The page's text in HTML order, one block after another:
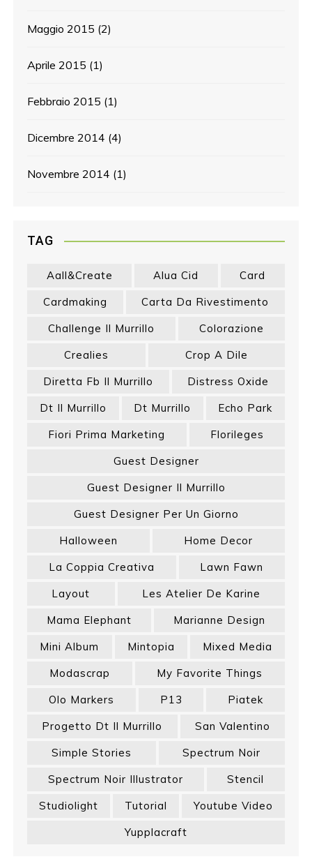
Maggio 2015 (2)
Aprile 2015 (1)
Febbraio 2015 (1)
Dicembre 2014 (4)
Novembre 2014 (1)
TAG
Aall&create Alua Cid
Card
Cardmaking
Carta Da Rivestimento
Challenge Il Murrillo
Colorazione
Crealies
Crop A Dile
Diretta Fb Il Murrillo
Distress Oxide
Dt Il Murrillo
Dt Murrillo
Echo Park
Fiori Prima Marketing
Florileges
Guest Designer
Guest Designer Il Murrillo
Guest Designer Per Un Giorno
Halloween
Home Decor
La Coppia Creativa
Lawn Fawn
Layout
Les Atelier De Karine
Mama Elephant
Marianne Design
Mini Album
Mintopia
Mixed Media
Modascrap
My Favorite Things
Olo Markers
P13
Piatek
Progetto Dt Il Murrillo
San Valentino
Simple Stories
Spectrum Noir
Spectrum Noir Illustrator
Stencil
Studiolight
Tutorial
Youtube Video
Yupplacraft